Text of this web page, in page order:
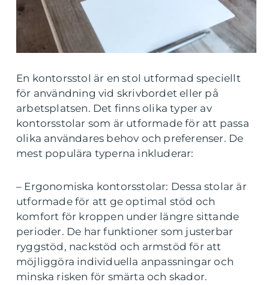
En kontorsstol är en stol utformad speciellt
för användning vid skrivbordet eller på
arbetsplatsen. Det finns olika typer av
kontorsstolar som är utformade för att passa
olika användares behov och preferenser. De
mest populära typerna inkluderar:
– Ergonomiska kontorsstolar: Dessa stolar är
utformade för att ge optimal stöd och
komfort för kroppen under längre sittande
perioder. De har funktioner som justerbar
ryggstöd, nackstöd och armstöd för att
möjliggöra individuella anpassningar och
minska risken för smärta och skador.